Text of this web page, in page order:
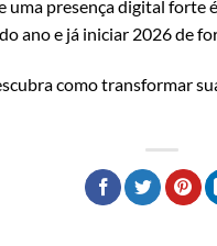
presença digital forte
ano e já iniciar 2026 de
como transformar